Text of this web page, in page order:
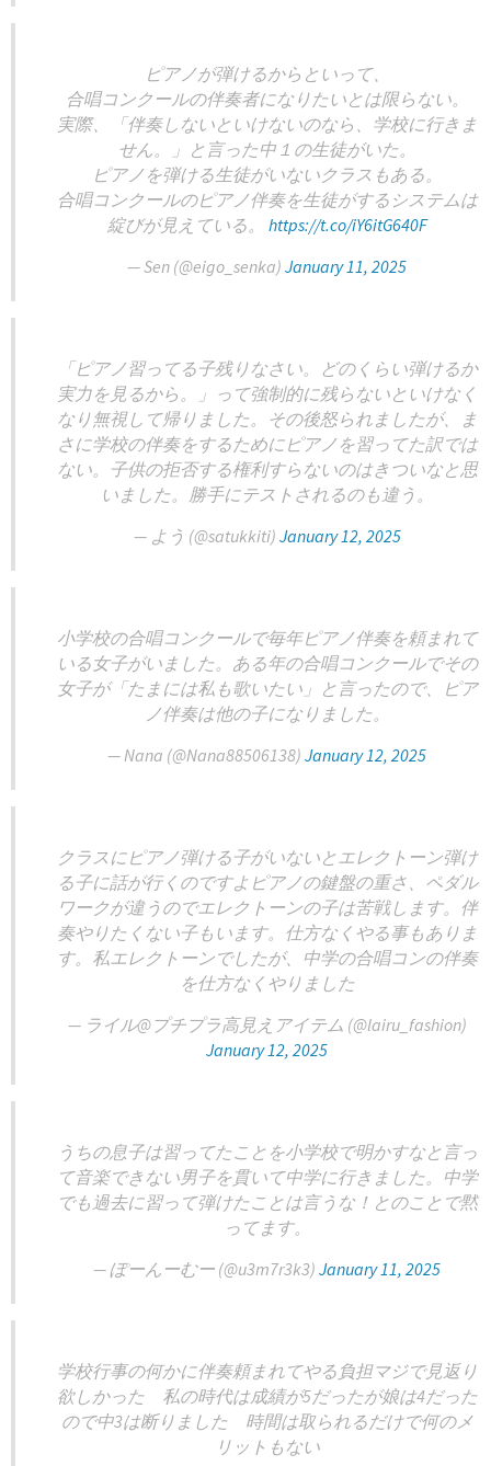
ピアノが弾けるからといって、
合唱コンクールの伴奏者になりたいとは限らない。
実際、「伴奏しないといけないのなら、学校に行きま
せん。」と言った中１の生徒がいた。
ピアノを弾ける生徒がいないクラスもある。
合唱コンクールのピアノ伴奏を生徒がするシステムは
綻びが見えている。 https://t.co/iY6itG640F
— Sen (@eigo_senka) January 11, 2025
「ピアノ習ってる子残りなさい。どのくらい弾けるか
実力を見るから。」って強制的に残らないといけなく
なり無視して帰りました。その後怒られましたが、ま
さに学校の伴奏をするためにピアノを習ってた訳では
ない。子供の拒否する権利すらないのはきついなと思
いました。勝手にテストされるのも違う。
— よう (@satukkiti) January 12, 2025
小学校の合唱コンクールで毎年ピアノ伴奏を頼まれて
いる女子がいました。ある年の合唱コンクールでその
女子が「たまには私も歌いたい」と言ったので、ピア
ノ伴奏は他の子になりました。
— Nana (@Nana88506138) January 12, 2025
クラスにピアノ弾ける子がいないとエレクトーン弾け
る子に話が行くのですよピアノの鍵盤の重さ、ペダル
ワークが違うのでエレクトーンの子は苦戦します。伴
奏やりたくない子もいます。仕方なくやる事もありま
す。私エレクトーンでしたが、中学の合唱コンの伴奏
を仕方なくやりました
— ライル@プチプラ高見えアイテム (@lairu_fashion)
January 12, 2025
うちの息子は習ってたことを小学校で明かすなと言っ
て音楽できない男子を貫いて中学に行きました。中学
でも過去に習って弾けたことは言うな！とのことで黙
ってます。
— ぽーんーむー (@u3m7r3k3) January 11, 2025
学校行事の何かに伴奏頼まれてやる負担マジで見返り
欲しかった 私の時代は成績が5だったが娘は4だった
ので中3は断りました 時間は取られるだけで何のメ
リットもない